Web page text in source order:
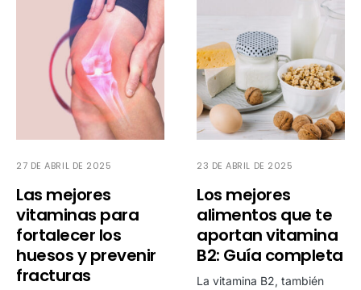
27 DE ABRIL DE 2025
Las mejores
vitaminas para
fortalecer los
huesos y prevenir
fracturas
23 DE ABRIL DE 2025
Los mejores
alimentos que te
aportan vitamina
B2: Guía completa
La vitamina B2, también